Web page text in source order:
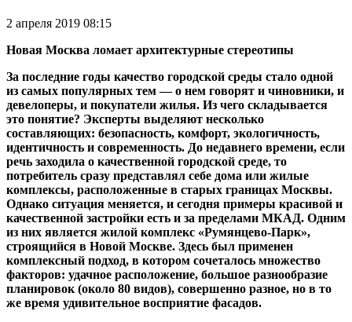
2 апреля 2019 08:15
Новая Москва ломает архитектурные стереотипы
За последние годы качество городской среды стало одной
из самых популярных тем — о нем говорят и чиновники, и
девелоперы, и покупатели жилья. Из чего складывается
это понятие? Эксперты выделяют несколько
составляющих: безопасность, комфорт, экологичность,
идентичность и современность. До недавнего времени, если
речь заходила о качественной городской среде, то
потребитель сразу представлял себе дома или жилые
комплексы, расположенные в старых границах Москвы.
Однако ситуация меняется, и сегодня примеры красивой и
качественной застройки есть и за пределами МКАД. Одним
из них является жилой комплекс «Румянцево-Парк»,
строящийся в Новой Москве. Здесь был применен
комплексный подход, в котором сочеталось множество
факторов: удачное расположение, большое разнообразие
планировок (около 80 видов), совершенно разное, но в то
же время удивительное восприятие фасадов.